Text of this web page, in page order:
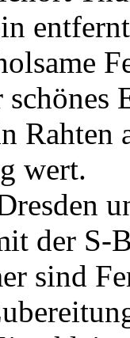
Rahten
wert.
der S-
sind